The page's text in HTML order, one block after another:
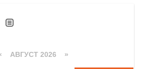
АВГУСТ 2026 »